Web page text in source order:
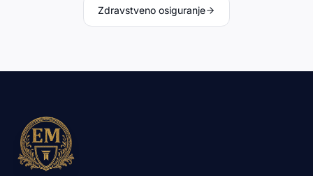
Zdravstveno osiguranje